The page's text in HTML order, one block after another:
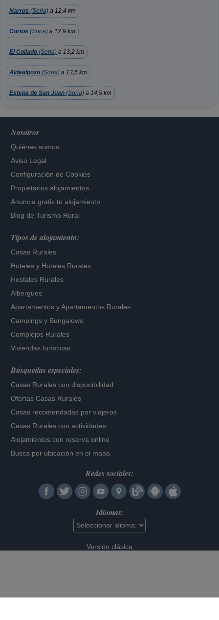
Narros (Soria) a 12,4 km
Cortos (Soria) a 12,9 km
El Collado (Soria) a 13,2 km
Aldealpozo (Soria) a 13,5 km
Estepa de San Juan (Soria) a 14,5 km
Nosotros
Quiénes somos
Aviso Legal
Configuración de Cookies
Propietarios alojamientos
Anuncia gratis tu alojamiento
Blog de Turismo Rural
Tipos de alojamiento:
Casas Rurales
Hoteles y Hoteles Rurales
Hostales Rurales
Albergues
Apartamentos yApartamentos Rurales
Campings y Bungalows
Complejos Rurales
Viviendas turísticas
Búsquedas especiales:
Casas Rurales con disponibilidad
Ofertas Casas Rurales
Casas recomendadas por viajeros
Casas Rurales con actividades
Alojamientos con reserva online
Busca por ubicación en el mapa
Redes sociales:
Idiomas:
Versión clásica